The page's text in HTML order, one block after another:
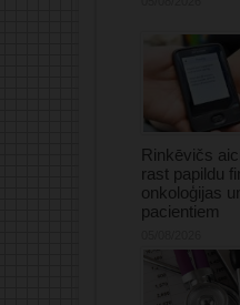
Rinkēvičs
rast papildu
onkoloģijas
pacientiem